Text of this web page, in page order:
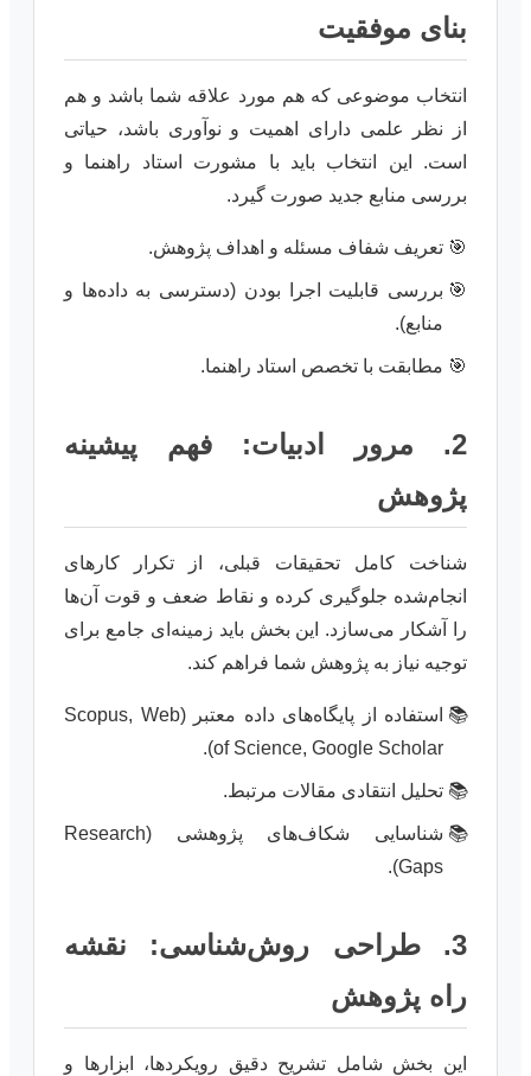
بنای موفقیت
انتخاب موضوعی که هم مورد علاقه شما باشد و هم
از نظر علمی دارای اهمیت و نوآوری باشد، حیاتی
است. این انتخاب باید با مشورت استاد راهنما و
بررسی منابع جدید صورت گیرد.
تعریف شفاف مسئله و اهداف پژوهش.
بررسی قابلیت اجرا بودن (دسترسی به داده‌ها و
منابع).
مطابقت با تخصص استاد راهنما.
2. مرور ادبیات: فهم پیشینه
پژوهش
شناخت کامل تحقیقات قبلی، از تکرار کارهای
انجام‌شده جلوگیری کرده و نقاط ضعف و قوت آن‌ها
را آشکار می‌سازد. این بخش باید زمینه‌ای جامع برای
توجیه نیاز به پژوهش شما فراهم کند.
استفاده از پایگاه‌های داده معتبر (Scopus, Web
of Science, Google Scholar).
تحلیل انتقادی مقالات مرتبط.
شناسایی شکاف‌های پژوهشی (Research
Gaps).
3. طراحی روش‌شناسی: نقشه
راه پژوهش
این بخش شامل تشریح دقیق رویکردها، ابزارها و